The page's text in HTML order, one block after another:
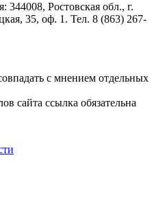
344008, Ростовская обл., г.
35, оф. 1. Тел. 8 (863) 267-
с мнением отдельных
сайта ссылка обязательна